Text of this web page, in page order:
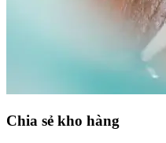
Chia sẻ kho hàng